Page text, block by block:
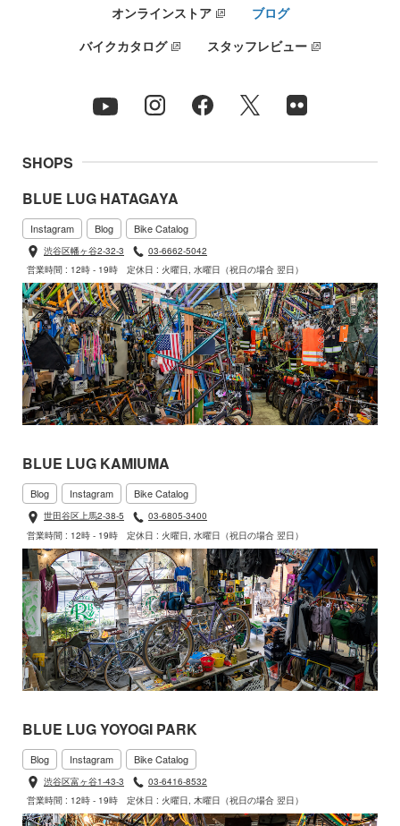
オンラインストア
ブログ
バイクカタログ
スタッフレビュー
SHOPS
BLUE LUG HATAGAYA
Instagram Blog Bike Catalog
渋谷区幡ヶ谷2-32-3
03-6662-5042
営業時間 : 12時 - 19時
定休日 : 火曜日, 水曜日（祝日の場合 翌日）
BLUE LUG KAMIUMA
Blog Instagram Bike Catalog
世田谷区上馬2-38-5
03-6805-3400
営業時間 : 12時 - 19時
定休日 : 火曜日, 水曜日（祝日の場合 翌日）
BLUE LUG YOYOGI PARK
Blog Instagram Bike Catalog
渋谷区富ヶ谷1-43-3
03-6416-8532
営業時間 : 12時 - 19時
定休日 : 火曜日, 木曜日（祝日の場合 翌日）